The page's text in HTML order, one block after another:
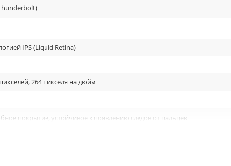
IPS (Liquid Retina)
264 пикселя на дюйм
покрытие, устойчивое к появлению следов от пальцев